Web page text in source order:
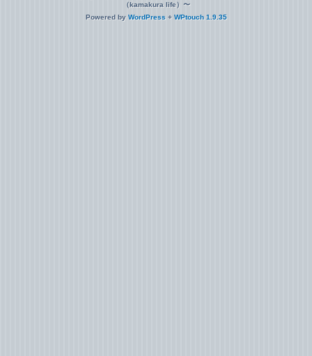
（kamakura life）〜
Powered by WordPress + WPtouch 1.9.35